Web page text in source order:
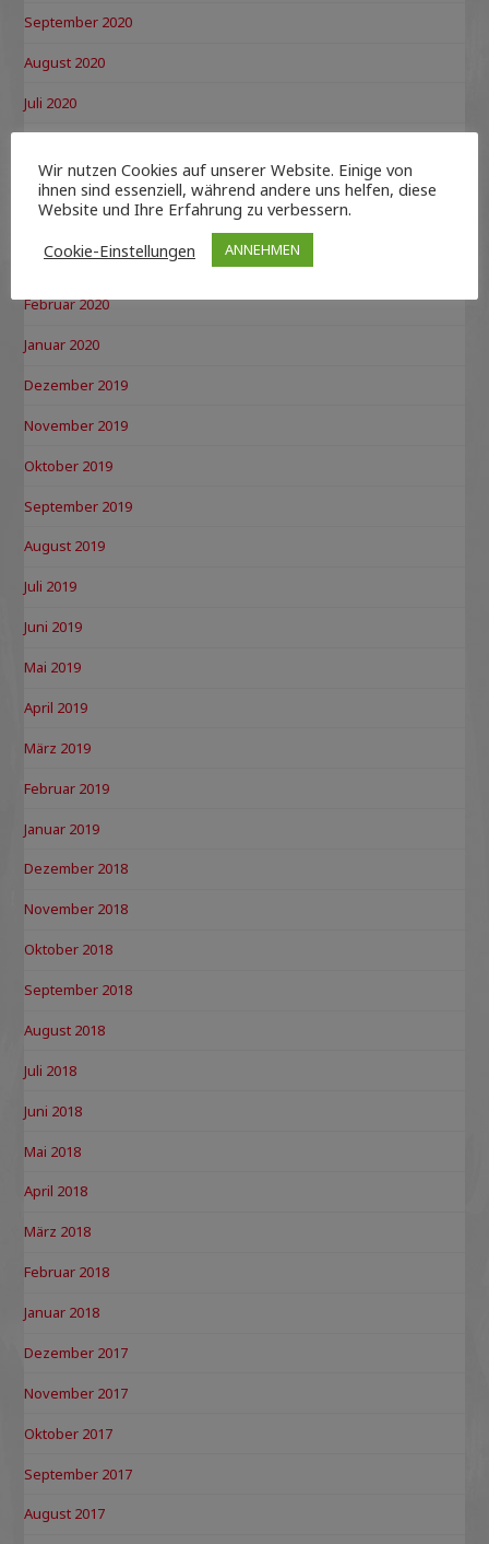
September 2020
August 2020
Juli 2020
Mai 2020
März 2020
Februar 2020
Januar 2020
Dezember 2019
November 2019
Oktober 2019
September 2019
August 2019
Juli 2019
Juni 2019
Mai 2019
April 2019
März 2019
Februar 2019
Januar 2019
Dezember 2018
November 2018
Oktober 2018
September 2018
August 2018
Juli 2018
Juni 2018
Mai 2018
April 2018
März 2018
Februar 2018
Januar 2018
Dezember 2017
November 2017
Oktober 2017
September 2017
August 2017
Wir nutzen Cookies auf unserer Website. Einige von
ihnen sind essenziell, während andere uns helfen, diese
Website und Ihre Erfahrung zu verbessern.
Cookie-Einstellungen
ANNEHMEN